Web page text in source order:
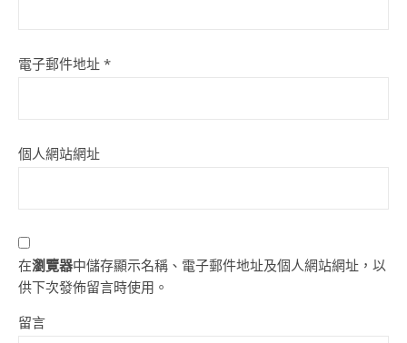
電子郵件地址 *
個人網站網址
在瀏覽器中儲存顯示名稱、電子郵件地址及個人網站網址，以
供下次發佈留言時使用。
留言